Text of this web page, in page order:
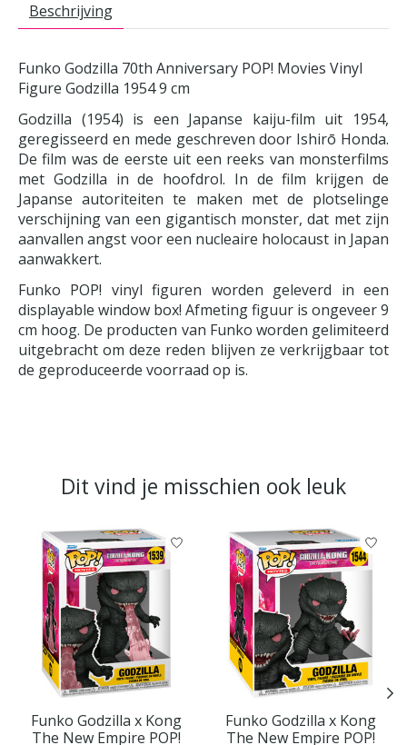
Beschrijving
Funko Godzilla 70th Anniversary POP! Movies Vinyl
Figure Godzilla 1954 9 cm
Godzilla (1954) is een Japanse kaiju-film uit 1954,
geregisseerd en mede geschreven door Ishirō Honda.
De film was de eerste uit een reeks van monsterfilms
met Godzilla in de hoofdrol. In de film krijgen de
Japanse autoriteiten te maken met de plotselinge
verschijning van een gigantisch monster, dat met zijn
aanvallen angst voor een nucleaire holocaust in Japan
aanwakkert.
Funko POP! vinyl figuren worden geleverd in een
displayable window box! Afmeting figuur is ongeveer 9
cm hoog. De producten van Funko worden gelimiteerd
uitgebracht om deze reden blijven ze verkrijgbaar tot
de geproduceerde voorraad op is.
Dit vind je misschien ook leuk
Items van productcarrousel
Funko Godzilla x Kong
The New Empire POP!
Funko Godzilla x Kong
The New Empire POP!